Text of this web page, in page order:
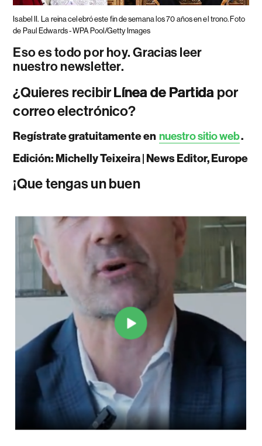
Isabel II.
La reina celebró este fin de semana los 70 años en el trono. Foto
de Paul Edwards - WPA Pool/Getty Images
Eso es todo por hoy. Gracias leer
nuestro newsletter.
¿Quieres recibirLínea de Partida por
correo electrónico?
Regístrate gratuitamente en nuestro sitio web.
Edición: Michelly Teixeira | News Editor, Europe
¡Que tengas un buen